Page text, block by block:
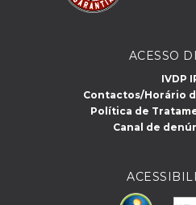
ACESSO
IVDP
Contactos/Horário
Política de
Canal de